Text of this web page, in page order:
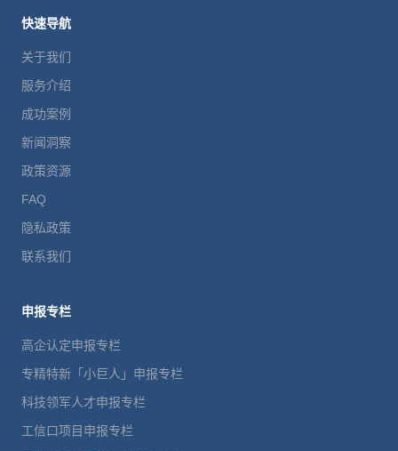
快速导航
关于我们
服务介绍
成功案例
新闻洞察
政策资源
FAQ
隐私政策
联系我们
申报专栏
高企认定申报专栏
专精特新「小巨人」申报专栏
科技领军人才申报专栏
工信口项目申报专栏